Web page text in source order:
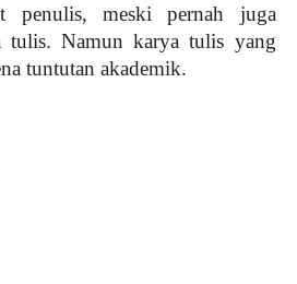
penulis, meski pernah juga
tulis. Namun karya tulis yang
tuntutan akademik.